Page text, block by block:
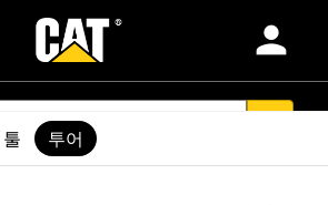
person
툴 투어